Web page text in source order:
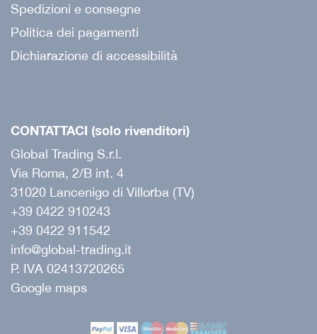
Spedizioni e consegne
Politica dei pagamenti
Dichiarazione di accessibilità
CONTATTACI (solo rivenditori)
Global Trading S.r.l.
Via Roma, 2/B int. 4
31020 Lancenigo di Villorba (TV)
+39 0422 910243
+39 0422 911542
info@global-trading.it
P. IVA 02413720265
Google maps